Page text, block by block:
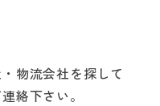
物流会社を探して
絡下さい。